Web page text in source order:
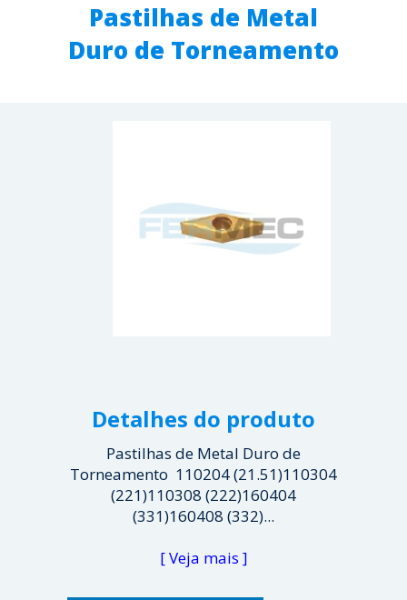
Pastilhas de Metal
Duro de Torneamento
Detalhes do produto
Pastilhas de Metal Duro de
Torneamento 110204 (21.51)110304
(221)110308 (222)160404
(331)160408 (332)...
[ Veja mais ]